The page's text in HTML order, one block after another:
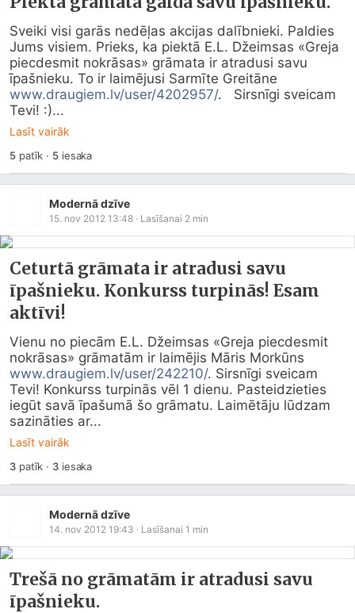
Sveiki visi garās nedēļas akcijas dalībnieki. Paldies
Jums visiem. Prieks, ka piektā E.L. Džeimsas «Greja
piecdesmit nokrāsas» grāmata ir atradusi savu
www.draugiem.lv/user/4202957/.   Sirsnīgi sveicam
Tevi! :)...
Lasīt vairāk
5patīk · 5iesaka
Modernā dzīve
15. nov 2012 13:48 · Lasīšanai 2 min
Ceturtā grāmata ir atradusi savu
īpašnieku. Konkurss turpinās! Esam
aktīvi!
Vienu no piecām E.L. Džeimsas «Greja piecdesmit
www.draugiem.lv/user/242210/. Sirsnīgi sveicam
Tevi! Konkurss turpinās vēl 1 dienu. Pasteidzieties
iegūt savā īpašumā šo grāmatu. Laimētāju lūdzam
sazināties ar...
Lasīt vairāk
3patīk · 3iesaka
Modernā dzīve
14. nov 2012 19:43 · Lasīšanai 1 min
Trešā no grāmatām ir atradusi savu
īpašnieku.